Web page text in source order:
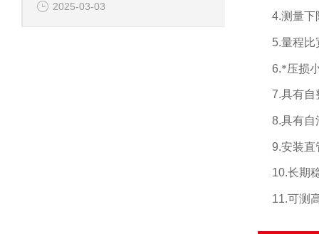
2025-03-03
4.测量下
5.量程比
6.*压损
7.具有自
8.具有自
9.安装直
10.长期
11.可测